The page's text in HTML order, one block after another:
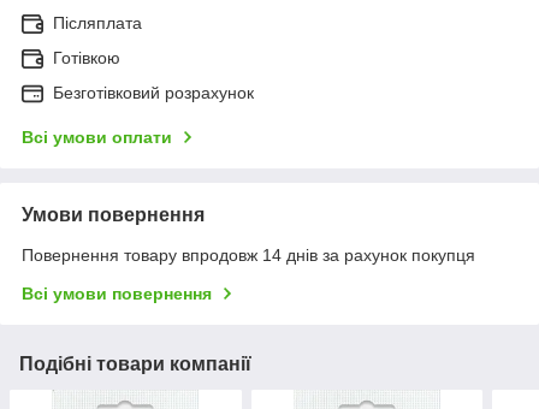
Післяплата
Готівкою
Безготівковий розрахунок
Всі умови оплати
Умови повернення
Повернення товару впродовж 14 днів за рахунок покупця
Всі умови повернення
Подібні товари компанії